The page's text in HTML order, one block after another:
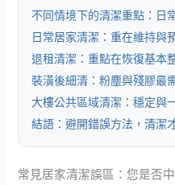
不同情境下的清潔重點：日
日常居家清潔：重在維持與
退租清潔：重點在恢復基本
裝潢後細清：粉塵與殘膠最
大樓公共區域清潔：穩定與
結語：避開錯誤方法，清潔
常見居家清潔誤區：您是否